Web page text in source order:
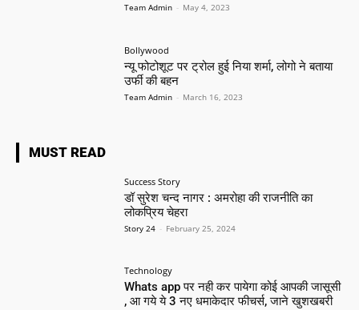
Team Admin - May 4, 2023
Bollywood
न्यू फोटोशूट पर ट्रोल हुई निया शर्मा, लोगो ने बताया
उर्फी की बहन
Team Admin - March 16, 2023
MUST READ
Success Story
डॉ सुरेश चन्द नागर : अमरोहा की राजनीति का
लोकप्रिय चेहरा
Story 24 - February 25, 2024
Technology
Whats app पर नही कर पायेगा कोई आपकी जासूसी
, आ गये ये 3 नए धमाकेदार फीचर्स, जाने खुशखबरी